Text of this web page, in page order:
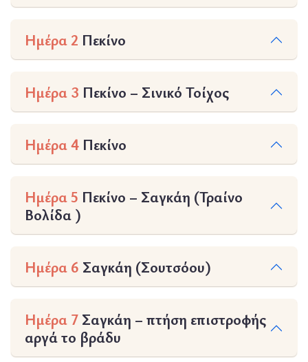
Ημέρα 2 Πεκίνο
Ημέρα 3 Πεκίνο – Σινικό Τοίχος
Ημέρα 4 Πεκίνο
Ημέρα 5 Πεκίνο – Σαγκάη (Τραίνο
Βολίδα )
Ημέρα 6 Σαγκάη (Σουτσόου)
Ημέρα 7 Σαγκάη – πτήση επιστροφής
αργά το βράδυ